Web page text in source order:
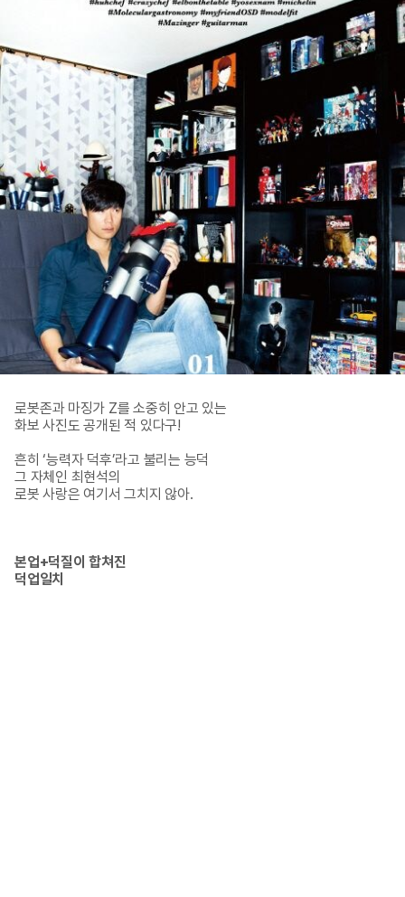
로봇존과 마징가 Z를 소중히 안고 있는
화보 사진도 공개된 적 있다구!
흔히 ‘능력자 덕후’라고 불리는 능덕
그 자체인 최현석의
로봇 사랑은 여기서 그치지 않아.
본업+덕질이 합쳐진
덕업일치